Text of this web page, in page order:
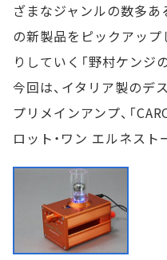
ざまなジャンルの数多あ
の新製品をピックアップ
りしていく「野村ケンジ
今回は、イタリア製のデ
プリメインアンプ、「
ロット・ワン エルネスト